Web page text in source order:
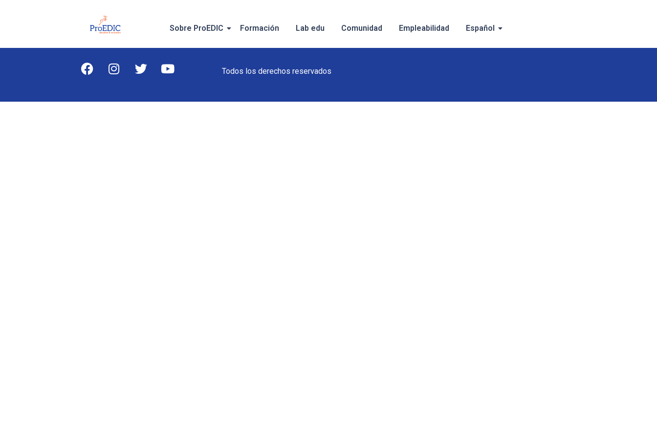
Sobre ProEDIC Formación Lab edu Comunidad Empleabilidad Español
Todos los derechos reservados